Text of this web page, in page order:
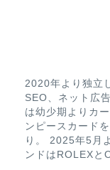
2020年より独立
SEO、ネット広
は幼少期よりカ
ンピースカード
り。 2025年5月
ンドはROLEXと